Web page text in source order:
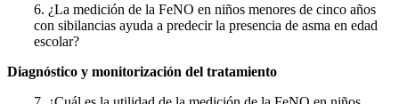
6. ¿La medición de la FeNO en niños menores de cinco años
con sibilancias ayuda a predecir la presencia de asma en edad
escolar?
Diagnóstico y monitorización del tratamiento